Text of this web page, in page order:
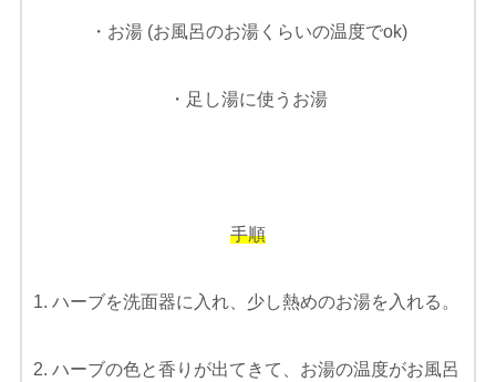
・お湯 (お風呂のお湯くらいの温度でok)
・足し湯に使うお湯
手順
1. ハーブを洗面器に入れ、少し熱めのお湯を入れる。
2. ハーブの色と香りが出てきて、お湯の温度がお風呂